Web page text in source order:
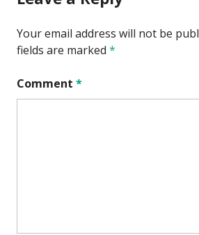
Your email address will not be
fields are marked *
Comment *